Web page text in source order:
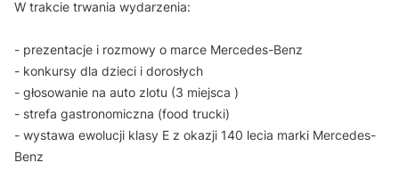
W trakcie trwania wydarzenia:
- prezentacje i rozmowy o marce Mercedes-Benz
- konkursy dla dzieci i dorosłych
- głosowanie na auto zlotu (3 miejsca )
- strefa gastronomiczna (food trucki)
- wystawa ewolucji klasy E z okazji 140 lecia marki Mercedes-
Benz